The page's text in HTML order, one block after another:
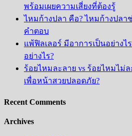
พร้อมเผยความเสี่ยงที่ต้องรู้
ไหมก้างปลา คือ? ไหมก้างปลา
คำตอบ
แพ้ฟิลเลอร์ มีอาการเป็นอย่างไ
อย่างไร?
ร้อยไหมละลาย vs ร้อยไหมไม่
เพื่อหน้าสวยปลอดภัย?
Recent Comments
Archives